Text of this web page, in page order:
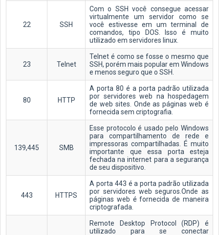
22 SSH
Com o SSH você consegue acessar
virtualmente um servidor como se
você estivesse em um terminal de
comandos, tipo DOS. Isso é muito
utilizado em servidores linux.
23 Telnet
Telnet é como se fosse o mesmo que
SSH, porém mais popular em Windows
e menos seguro que o SSH.
80 HTTP
A porta 80 é a porta padrão utilizada
por servidores web na hospedagem
de web sites. Onde as páginas web é
fornecida sem criptografia.
139,445 SMB
Esse protocolo é usado pelo Windows
para compartilhamento de rede e
impressoras compartilhadas. É muito
importante que essa porta esteja
fechada na internet para a segurança
de seu dispositivo.
443 HTTPS
A porta 443 é a porta padrão utilizada
por servidores web seguros.Onde as
páginas web é fornecida de maneira
criptografada.
Remote Desktop Protocol (RDP) é
utilizado para se conectar